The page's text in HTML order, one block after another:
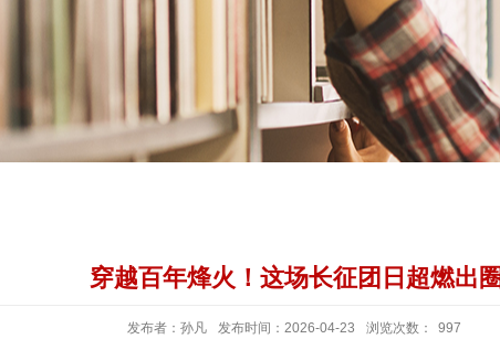
穿越百年烽火！这场长征团日超燃出圈
发布者：孙凡 发布时间：2026-04-23 浏览次数： 997